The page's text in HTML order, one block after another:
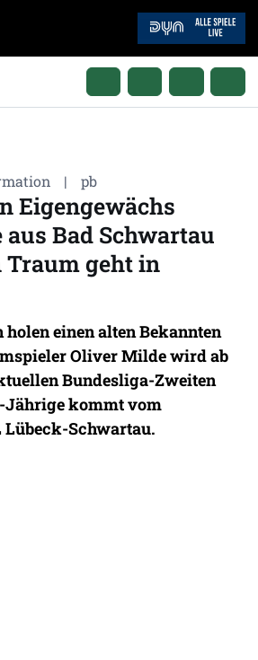
| pb
Eigengewächs
Bad Schwartau
Traum geht in
holen einen alten Bekannten
Oliver Milde wird ab
Bundesliga-Zweiten
Jährige kommt vom
Schwartau.